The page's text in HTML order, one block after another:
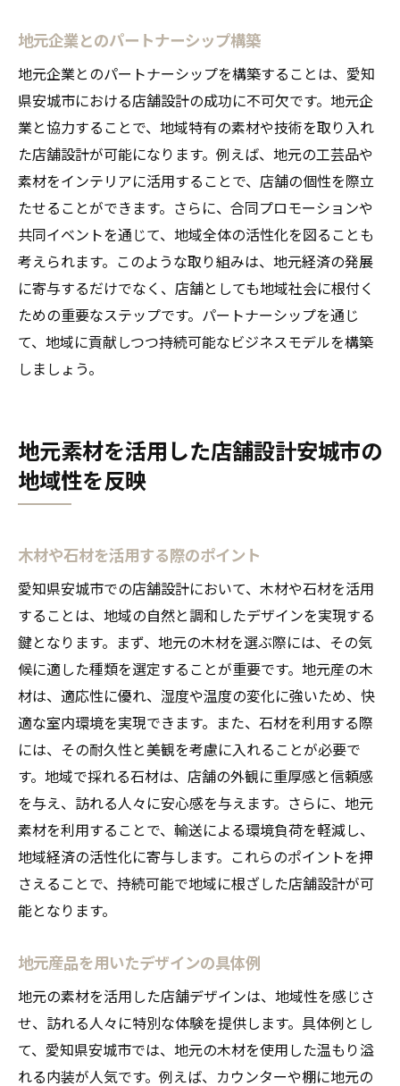
地元企業とのパートナーシップ構築
地元企業とのパートナーシップを構築することは、愛知
県安城市における店舗設計の成功に不可欠です。地元企
業と協力することで、地域特有の素材や技術を取り入れ
た店舗設計が可能になります。例えば、地元の工芸品や
素材をインテリアに活用することで、店舗の個性を際立
たせることができます。さらに、合同プロモーションや
共同イベントを通じて、地域全体の活性化を図ることも
考えられます。このような取り組みは、地元経済の発展
に寄与するだけでなく、店舗としても地域社会に根付く
ための重要なステップです。パートナーシップを通じ
て、地域に貢献しつつ持続可能なビジネスモデルを構築
しましょう。
地元素材を活用した店舗設計安城市の
地域性を反映
木材や石材を活用する際のポイント
愛知県安城市での店舗設計において、木材や石材を活用
することは、地域の自然と調和したデザインを実現する
鍵となります。まず、地元の木材を選ぶ際には、その気
候に適した種類を選定することが重要です。地元産の木
材は、適応性に優れ、湿度や温度の変化に強いため、快
適な室内環境を実現できます。また、石材を利用する際
には、その耐久性と美観を考慮に入れることが必要で
す。地域で採れる石材は、店舗の外観に重厚感と信頼感
を与え、訪れる人々に安心感を与えます。さらに、地元
素材を利用することで、輸送による環境負荷を軽減し、
地域経済の活性化に寄与します。これらのポイントを押
さえることで、持続可能で地域に根ざした店舗設計が可
能となります。
地元産品を用いたデザインの具体例
地元の素材を活用した店舗デザインは、地域性を感じさ
せ、訪れる人々に特別な体験を提供します。具体例とし
て、愛知県安城市では、地元の木材を使用した温もり溢
れる内装が人気です。例えば、カウンターや棚に地元の